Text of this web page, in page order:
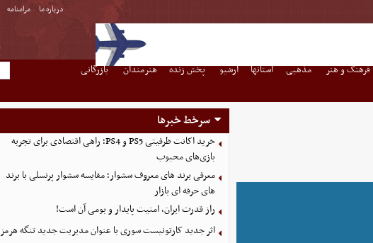
درباره ما مرامنامه
فرهنگ و هنر مذهبی استانها آرشیو پخش زنده هنرمندان
بازرگانی
سرخط خبرها
خرید اکانت ظرفیتی PS5 و PS4؛ راهی اقتصادی برای تجربه
بازی‌های محبوب
معرفی برند های معروف سشوار؛ مقایسه سشوار پرنسلی با برند
های حرفه ای بازار
راز قدرت ایران، امنیت پایدار و بومی آن است!
اثر جدید کارتونیست سوری با عنوان مدیریت جدید تنگه هرمز